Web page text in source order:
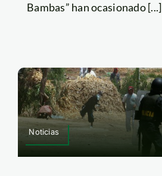
Bambas” han ocasionado [...]
Noticias